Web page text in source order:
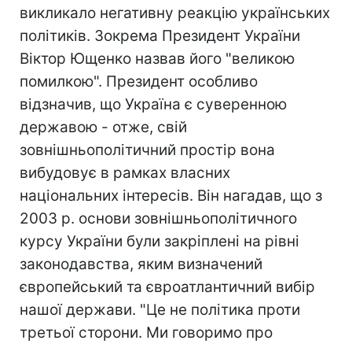
викликало негативну реакцію українських
політиків. Зокрема Президент України
Віктор Ющенко назвав його "великою
помилкою". Президент особливо
відзначив, що Україна є суверенною
державою - отже, свій
зовнішньополітичний простір вона
вибудовує в рамках власних
національних інтересів. Він нагадав, що з
2003 р. основи зовнішньополітичного
курсу України були закріплені на рівні
законодавства, яким визначений
європейський та євроатлантичний вибір
нашої держави. "Це не політика проти
третьої сторони. Ми говоримо про